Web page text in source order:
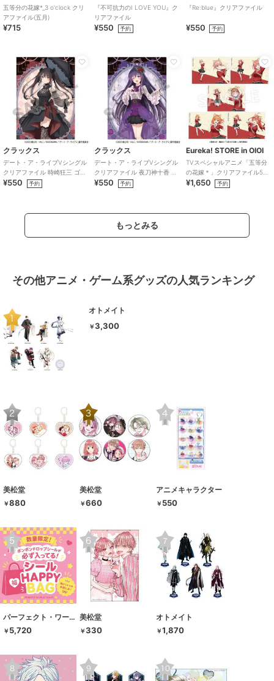
五等分の花嫁*_3 o'clock クリ
アファイル(五月)
¥715
『不可抗力のI LOVE YOU』ク
リアファイル
¥550 予約
『Re:blue』クリアファイル
¥550 予約
クラックス
デート・ア・ライブVシングル
クリアファイル 時崎狂三 ゴシ
ックドール
¥550 予約
クラックス
デート・ア・ライブVシングル
クリアファイル 夜刀神十香 ゴ
シックドール
¥550 予約
Eureka! STORE in OIOI
TVスペシャルアニメ「五等分
の花嫁＊」クリアファイル5種
セット
¥1,650 予約
もっとみる
その他アニメ・ゲーム系グッズの人気ランキング
オトメイト
￥3,300
美松堂
￥880
美松堂
￥660
アニメキャラクター
￥ 550
パーフェクト・ワールド・トーキョー
￥ 5,720
美松堂
￥330
オトメイト
￥1,870